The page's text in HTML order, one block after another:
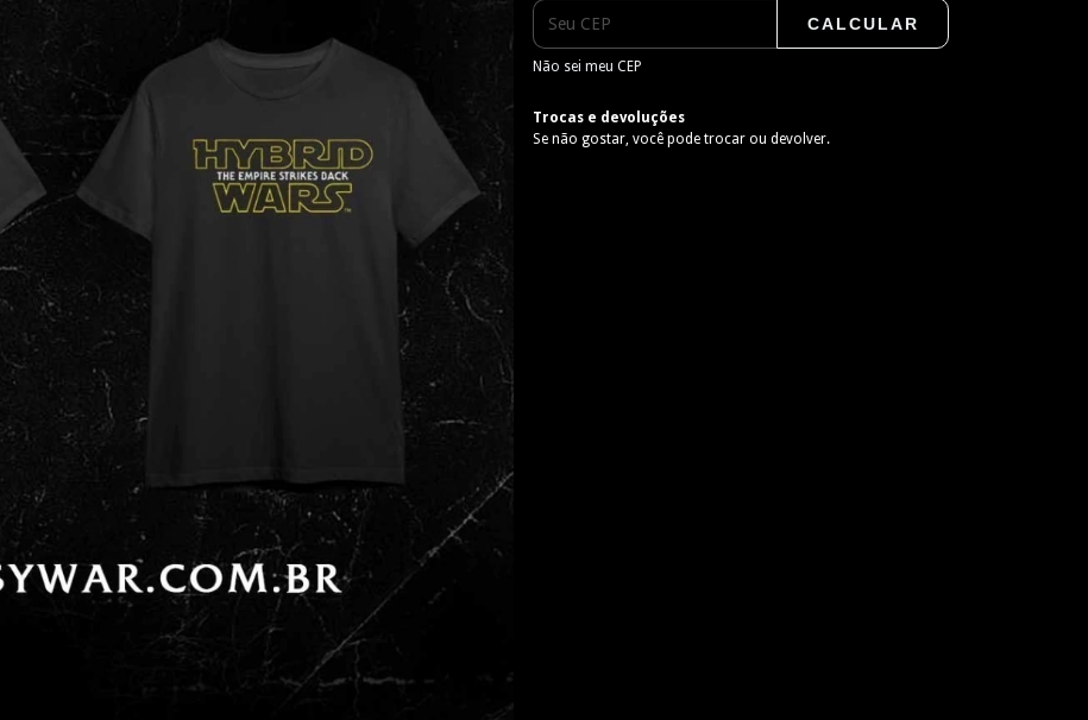
CALCULAR
Não sei meu CEP
Trocas e devoluções
Se não gostar, você pode trocar ou devolver.